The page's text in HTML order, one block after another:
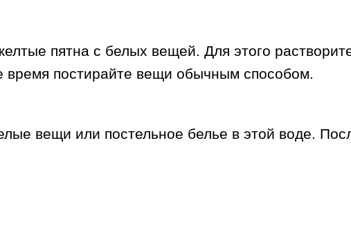
пятна с белых вещей. Для этого
время постирайте вещи обычным способом.
вещи или постельное белье в этой воде.